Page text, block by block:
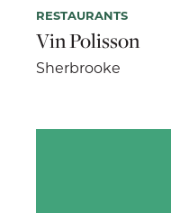
RESTAURANTS
Vin Polisson
Sherbrooke